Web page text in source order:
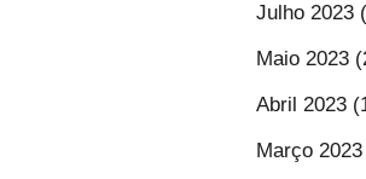
Julho 2023
Maio 2023
Abril 2023
Março